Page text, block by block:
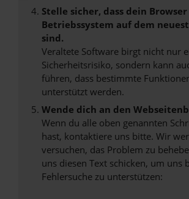
Stelle sicher, dass dein
Betriebssystem auf dem
sind.
Veraltete Software birgt nicht nur
Sicherheitsrisiko, sondern kann
führen, dass bestimmte
unterstützt werden.
Wende dich an den
Wenn du alle oben genannten
hast, kontaktiere uns bitte. Wir
versuchen, das Problem zu
uns diesen Text schicken, um uns
Fehlersuche zu unterstützen: